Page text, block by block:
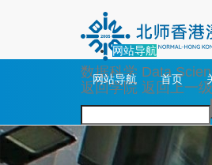
数据科学 Data
返回学院 返回上一级
网站导航
网站导航 首页